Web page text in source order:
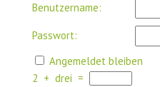
Benutzername:
Passwort:
Angemeldet bleiben
2 + drei =